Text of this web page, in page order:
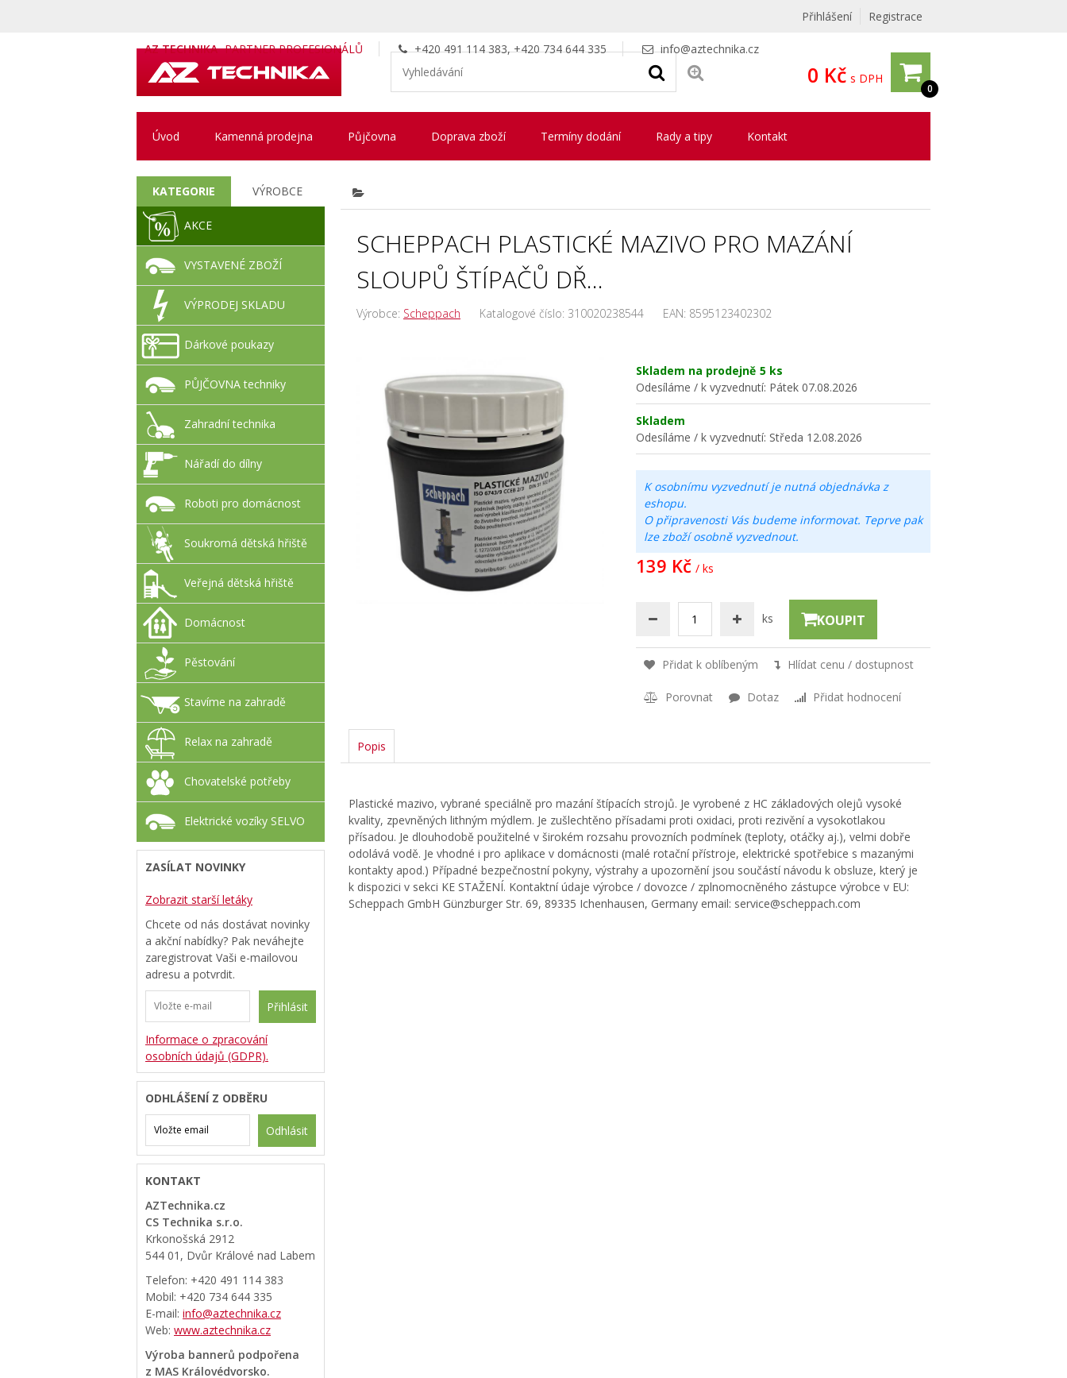
Přihlášení Registrace
AZ TECHNIKA PARTNER PROFESIONÁLŮ +420 491 114 383, +420 734 644 335 info@aztechnika.cz
0
0 Kč s DPH
Úvod Kamenná prodejna Půjčovna Doprava zboží Termíny dodání Rady a tipy Kontakt
SCHEPPACH PLASTICKÉ MAZIVO PRO MAZÁNÍ
SLOUPŮ ŠTÍPAČŮ DŘ...
Výrobce: Scheppach Katalogové číslo: 310020238544 EAN: 8595123402302
Skladem na prodejně 5 ks
Odesíláme / k vyzvednutí: Pátek 07.08.2026
Skladem
Odesíláme / k vyzvednutí: Středa 12.08.2026
K osobnímu vyzvednutí je nutná objednávka z
eshopu.
O připravenosti Vás budeme informovat. Teprve pak
lze zboží osobně vyzvednout.
139 Kč / ks
ks KOUPIT
Přidat k oblíbeným Hlídat cenu / dostupnost
Porovnat Dotaz Přidat hodnocení
Popis
Plastické mazivo, vybrané speciálně pro mazání štípacích strojů. Je vyrobené z HC základových olejů vysoké
kvality, zpevněných lithným mýdlem. Je zušlechtěno přísadami proti oxidaci, proti rezivění a vysokotlakou
přísadou. Je dlouhodobě použitelné v širokém rozsahu provozních podmínek (teploty, otáčky aj.), velmi dobře
odolává vodě. Je vhodné i pro aplikace v domácnosti (malé rotační přístroje, elektrické spotřebice s mazanými
kontakty apod.) Případné bezpečnostní pokyny, výstrahy a upozornění jsou součástí návodu k obsluze, který je
k dispozici v sekci KE STAŽENÍ. Kontaktní údaje výrobce / dovozce / zplnomocněného zástupce výrobce v EU:
Scheppach GmbH Günzburger Str. 69, 89335 Ichenhausen, Germany email: service@scheppach.com
KATEGORIE VÝROBCE
AKCE
VYSTAVENÉ ZBOŽÍ
VÝPRODEJ SKLADU
Dárkové poukazy
PŮJČOVNA techniky
Zahradní technika
Nářadí do dílny
Roboti pro domácnost
Soukromá dětská hřiště
Veřejná dětská hřiště
Domácnost
Pěstování
Stavíme na zahradě
Relax na zahradě
Chovatelské potřeby
Elektrické vozíky SELVO
ZASÍLAT NOVINKY
Zobrazit starší letáky
Chcete od nás dostávat novinky
a akční nabídky? Pak neváhejte
zaregistrovat Vaši e-mailovou
adresu a potvrdit.
Přihlásit
Informace o zpracování
osobních údajů (GDPR).
ODHLÁŠENÍ Z ODBĚRU
Odhlásit
KONTAKT
AZTechnika.cz
CS Technika s.r.o.
Krkonošská 2912
544 01, Dvůr Králové nad Labem
Telefon: +420 491 114 383
Mobil: +420 734 644 335
E-mail: info@aztechnika.cz
Web: www.aztechnika.cz
Výroba bannerů podpořena
z MAS Královédvorsko.